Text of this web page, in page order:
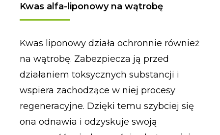
Kwas alfa-liponowy na wątrobę
Kwas liponowy działa ochronnie również
na wątrobę. Zabezpiecza ją przed
działaniem toksycznych substancji i
wspiera zachodzące w niej procesy
regeneracyjne. Dzięki temu szybciej się
ona odnawia i odzyskuje swoją